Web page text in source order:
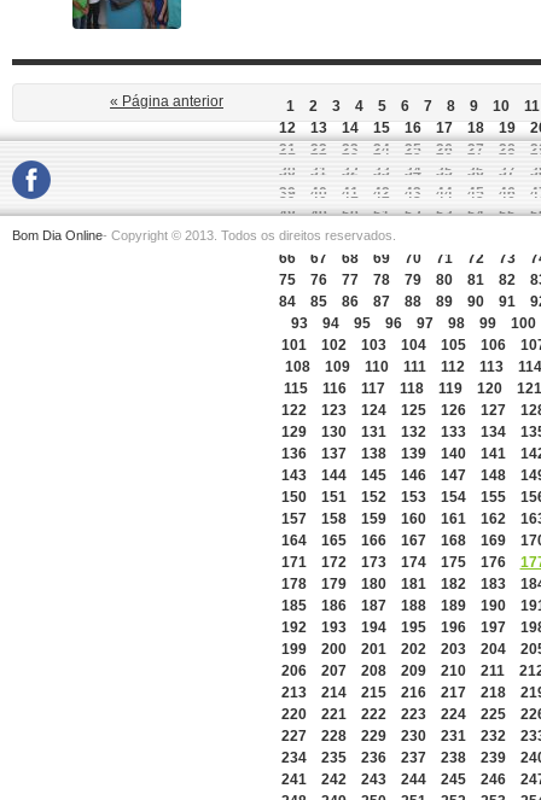
« Página anterior 1 2 3 4 5 6 7 8 9 10
11
12
13 14 15 16 17 18 19
21
22 23 24 25 26 27 28
30
31 32 33 34 35 36 37
39
40 41 42 43 44 45 46
48
49 50 51 52 53 54 55
57
58 59 60
66
67 68 69 70 71 72 73
75
76 77 78 79 80 81 82
84
85 86 87 88 89 90 91
93
94 95 96 97 98 99
100
101
102 103 104 105 106
108
109 110 111 112 113
114
115
116 117 118 119 120
121
122
123 124 125 126 127
129
130 131 132 133 134
136
137 138 139 140 141
143
144 145 146 147 148
150
151 152 153 154 155
157
158 159 160 161 162
164
165 166 167 168 169
171
172 173 174 175 176
178
179 180 181 182 183
185
186 187 188 189 190
192
193 194 195 196 197
199
200 201 202 203 204
206
207 208 209 210 211
213
214 215 216 217 218
220
221 222 223 224 225
227
228 229 230 231 232
234
235 236 237 238 239
241
242 243 244 245 246
Bom Dia Online- Copyright © 2013. Todos os direitos reservados.